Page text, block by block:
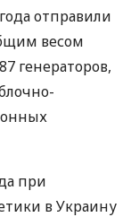
отправили
весом
генераторов,
при
в Украину